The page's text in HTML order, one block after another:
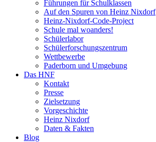
Führungen für Schulklassen
Auf den Spuren von Heinz Nixdorf
Heinz-Nixdorf-Code-Project
Schule mal woanders!
Schülerlabor
Schülerforschungszentrum
Wettbewerbe
Paderborn und Umgebung
Das HNF
Kontakt
Presse
Zielsetzung
Vorgeschichte
Heinz Nixdorf
Daten & Fakten
Blog